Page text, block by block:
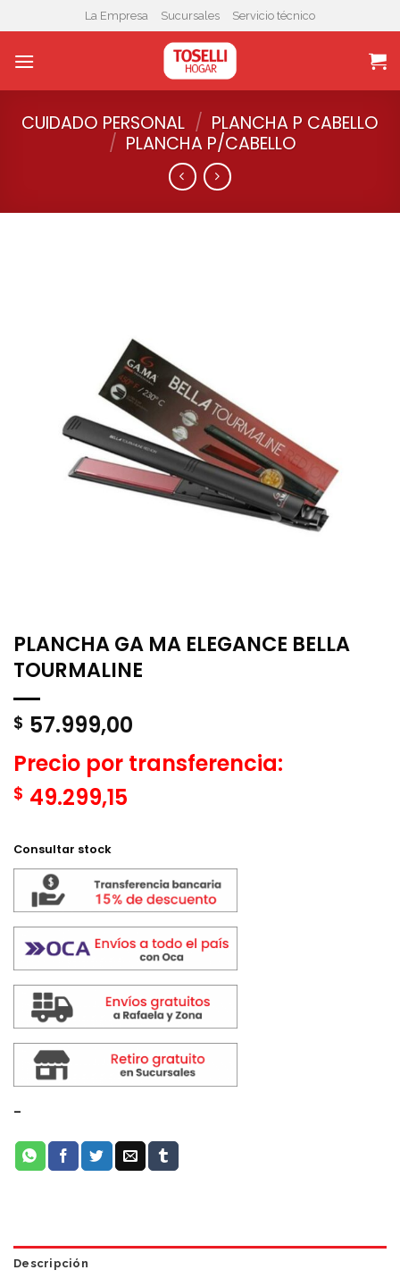
to
content
La Empresa Sucursales Servicio técnico
CUIDADO PERSONAL / PLANCHA P CABELLO
/ PLANCHA P/CABELLO
PLANCHA GA MA ELEGANCE BELLA
TOURMALINE
$ 57.999,00
Precio por transferencia:
$ 49.299,15
Consultar stock
-
Descripción